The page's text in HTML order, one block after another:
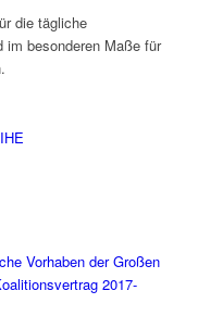
die tägliche
im besonderen Maße für
Vorhaben der Großen
2017-